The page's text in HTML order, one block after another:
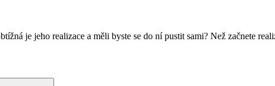
je jeho realizace a měli byste se do ní pustit sami? Než začnete